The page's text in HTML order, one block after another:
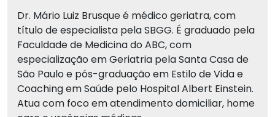
Dr. Mário Luiz Brusque é médico geriatra, com
título de especialista pela SBGG. É graduado pela
Faculdade de Medicina do ABC, com
especialização em Geriatria pela Santa Casa de
São Paulo e pós-graduação em Estilo de Vida e
Coaching em Saúde pelo Hospital Albert Einstein.
Atua com foco em atendimento domiciliar, home